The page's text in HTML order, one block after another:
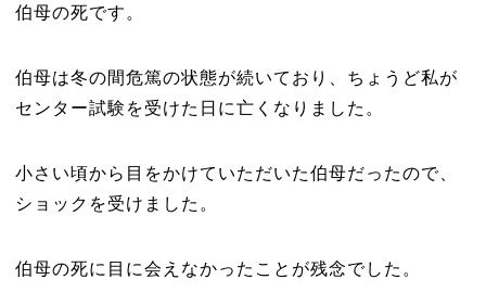
伯母の死です。
伯母は冬の間危篤の状態が続いており、ちょうど私が
センター試験を受けた日に亡くなりました。
小さい頃から目をかけていただいた伯母だったので、
ショックを受けました。
伯母の死に目に会えなかったことが残念でした。